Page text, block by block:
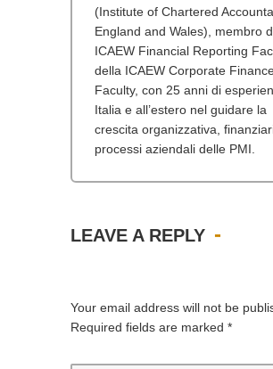
(Institute of Chartered
England and Wales), membro
ICAEW Financial Reporting
della ICAEW Corporate
Faculty, con 25 anni di
Italia e all’estero nel guidare la
crescita organizzativa,
processi aziendali delle PMI.
LEAVE A REPLY
Your email address will not be
Required fields are marked *